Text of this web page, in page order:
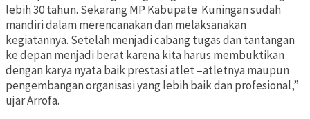
lebih 30 tahun. Sekarang MP Kabupate Kuningan sudah
mandiri dalam merencanakan dan melaksanakan
kegiatannya. Setelah menjadi cabang tugas dan tantangan
ke depan menjadi berat karena kita harus membuktikan
dengan karya nyata baik prestasi atlet –atletnya maupun
pengembangan organisasi yang lebih baik dan profesional,”
ujar Arrofa.